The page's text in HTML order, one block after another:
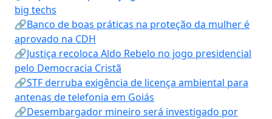
big techs
🔗Banco de boas práticas na proteção da mulher é
aprovado na CDH
🔗Justiça recoloca Aldo Rebelo no jogo presidencial
pelo Democracia Cristã
🔗STF derruba exigência de licença ambiental para
antenas de telefonia em Goiás
🔗Desembargador mineiro será investigado por